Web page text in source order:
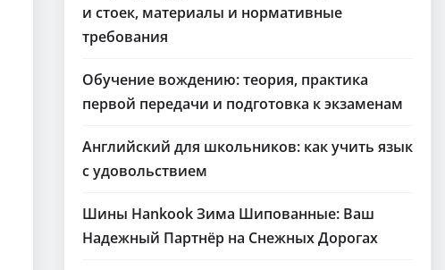
и стоек, материалы и нормативные
требования
Обучение вождению: теория, практика
первой передачи и подготовка к экзаменам
Английский для школьников: как учить язык
с удовольствием
Шины Hankook Зима Шипованные: Ваш
Надежный Партнёр на Снежных Дорогах